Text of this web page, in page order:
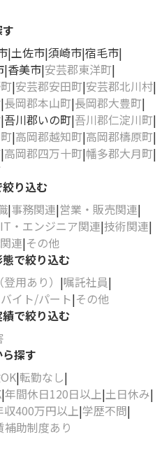
土佐市 須崎市 宿毛市
香美市 安芸郡東洋町
安芸郡安田町 安芸郡北川村
長岡郡本山町 長岡郡大豊町
吾川郡いの町 吾川郡仁淀川町
高岡郡越知町 高岡郡檮原町
高岡郡四万十町 幡多郡大月町
り込む
事務関連 営業・販売関連
IT・エンジニア関連 技術関連
連 その他
で絞り込む
用あり）
嘱託社員
イト/パート その他
で絞り込む
探す
転勤なし
年間休日120日以上 土日休み
収400万円以上 学歴不問
助制度あり